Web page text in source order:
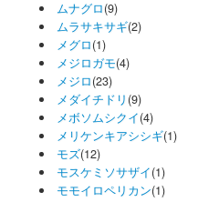
ムナグロ(9)
ムラサキサギ(2)
メグロ(1)
メジロガモ(4)
メジロ(23)
メダイチドリ (9)
メボソムシクイ(4)
メリケンキアシシギ(1)
モズ(12)
モスケミソサザイ(1)
モモイロペリカン(1)